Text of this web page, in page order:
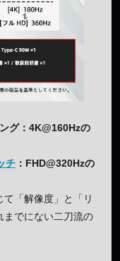
グ：4K@160Hzの
チ ：FHD@320Hzの
「解像度」と「リ
までにない二刀流の